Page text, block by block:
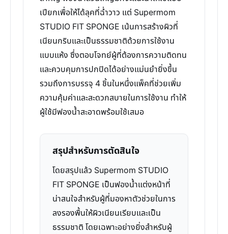
เปียกเพื่อให้ได้ลุคที่ฉ่ำวาว แต่ Supermom
STUDIO FIT SPONGE เน้นการสร้างผิวที่
เนียนกริบและเป็นธรรมชาติด้วยการใช้งาน
แบบแห้ง ซึ่งตอบโจทย์ผู้ที่ต้องการความติดทน
และควบคุมการปกปิดได้อย่างแม่นยำยิ่งขึ้น
รวมถึงการบรรจุ 4 ชิ้นในหนึ่งแพ็คที่ช่วยเพิ่ม
ความคุ้มค่าและสะดวกสบายในการใช้งาน ทำให้
ผู้ใช้มีฟองน้ำสะอาดพร้อมใช้เสมอ
สรุปสำหรับการตัดสินใจ
โดยสรุปแล้ว Supermom STUDIO
FIT SPONGE เป็นฟองน้ำแต่งหน้าที่
น่าสนใจสำหรับผู้ที่มองหาตัวช่วยในการ
ลงรองพื้นให้ผิวเนียนเรียบและเป็น
ธรรมชาติ โดยเฉพาะอย่างยิ่งสำหรับผู้